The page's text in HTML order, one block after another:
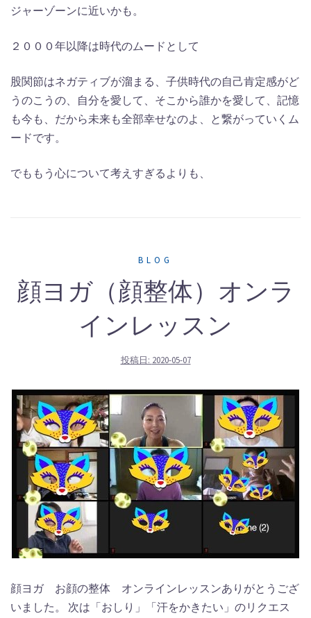
ジャーゾーンに近いかも。
２０００年以降は時代のムードとして
股関節はネガティブが溜まる、子供時代の自己肯定感がど
うのこうの、自分を愛して、そこから誰かを愛して、記憶
も今も、だから未来も全部幸せなのよ、と繋がっていくム
ードです。
でももう心について考えすぎるよりも、
BLOG
顔ヨガ（顔整体）オンラ
インレッスン
投稿日: 2020-05-07
顔ヨガ お顔の整体 オンラインレッスンありがとうござ
いました。 次は「おしり」「汗をかきたい」のリクエス